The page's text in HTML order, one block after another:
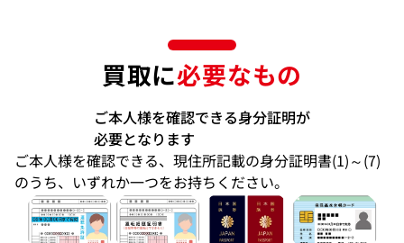
買取に必要なもの
ご本人様を確認できる身分証明が
必要となります
ご本人様を確認できる、現住所記載の身分証明書(1)～(7)
のうち、いずれか一つをお持ちください。